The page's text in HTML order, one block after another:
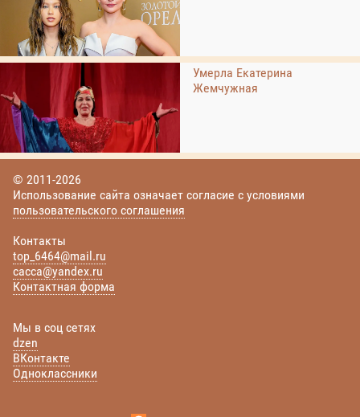
Умерла Екатерина
Жемчужная
© 2011-2026
Использование сайта означает согласие с условиями
пользовательского соглашения
Контакты
top_6464@mail.ru
cacca@yandex.ru
Контактная форма
Мы в соц сетях
dzen
ВКонтакте
Одноклассники